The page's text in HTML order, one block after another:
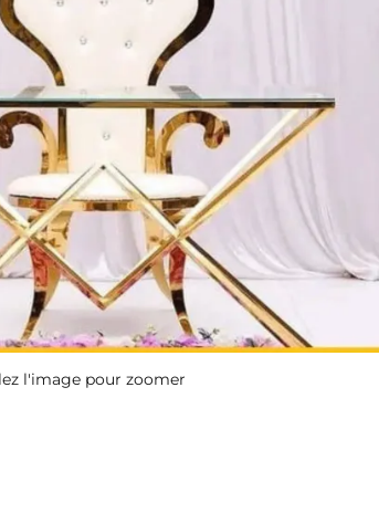
l'image pour zoomer